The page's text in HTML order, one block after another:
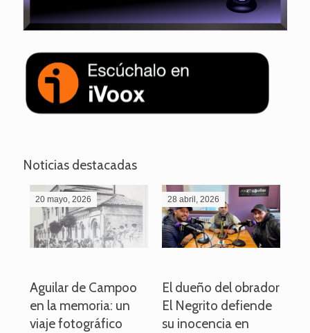
Noticias destacadas
20 mayo, 2026
Aguilar de Campoo
en la memoria: un
viaje fotográfico
28 abril, 2026
El dueño del obrador
El Negrito defiende
su inocencia en